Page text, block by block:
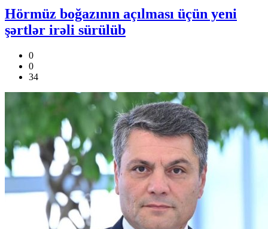
Hörmüz boğazının açılması üçün yeni
şərtlər irəli sürülüb
0
0
34